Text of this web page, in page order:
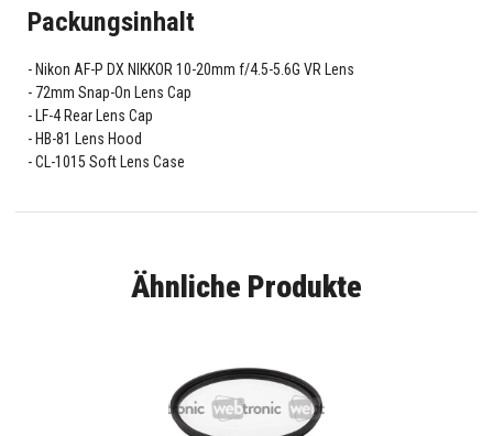
Packungsinhalt
Nikon AF-P DX NIKKOR 10-20mm f/4.5-5.6G VR Lens
72mm Snap-On Lens Cap
LF-4 Rear Lens Cap
HB-81 Lens Hood
CL-1015 Soft Lens Case
Ähnliche Produkte